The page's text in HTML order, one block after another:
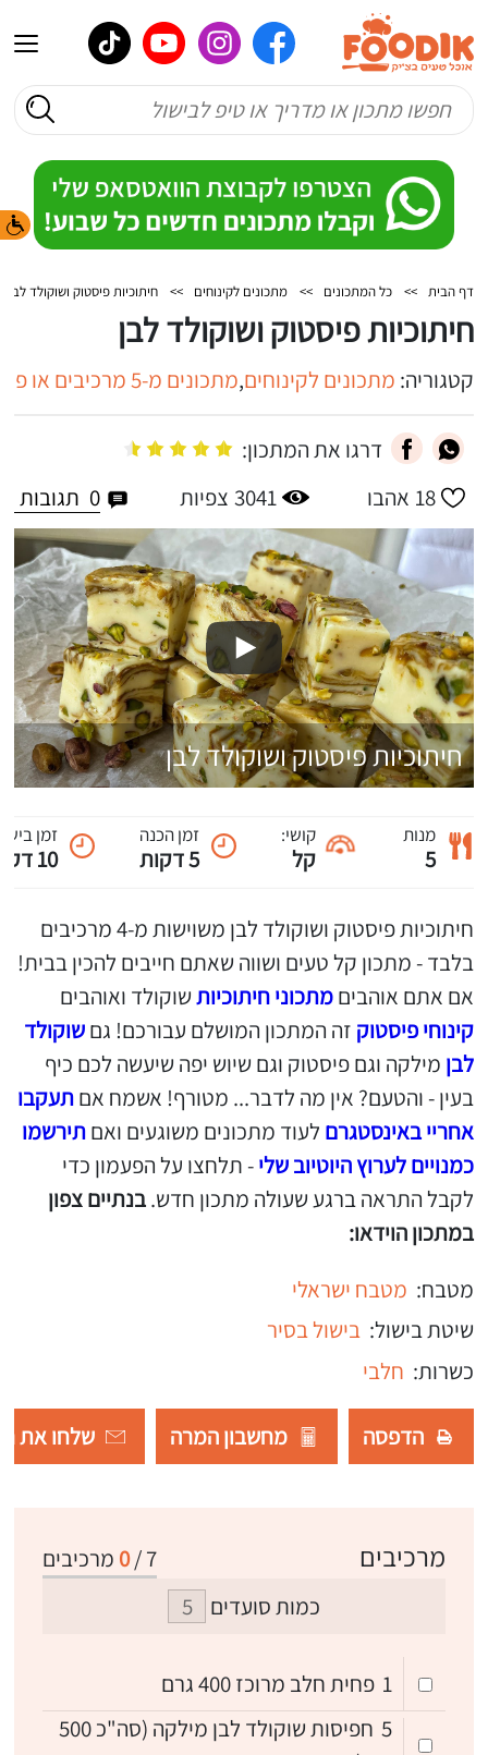
דף הבית >> כל המתכונים >> מתכונים לקינוחים >> חיתוכיות פיסטוק ושוקולד לבן
חיתוכיות פיסטוק ושוקולד לבן
קטגוריה: מתכונים לקינוחים,מתכונים מ-5 מרכיבים או פחות
דרגו את המתכון:
18 אהבו 3041 צפיות 0 תגובות
חיתוכיות פיסטוק ושוקולד לבן
מנות
5
קושי:
קל
זמן הכנה
5 דקות
זמן
10 דקות
חיתוכיות פיסטוק ושוקולד לבן משוישות מ-4 מרכיבים
בלבד - מתכון קל טעים ושווה שאתם חייבים להכין בבית!
אם אתם אוהביםמתכוני חיתוכיותשוקולד ואוהבים
קינוחי פיסטוק זה המתכון המושלם עבורכם! גםשוקולד
לבן מילקה וגם פיסטוק וגם שיוש יפה שיעשה לכם כיף
בעין - והטעם? אין מה לדבר... מטורף! אשמח אםתעקבו
אחריי באינסטגרם לעוד מתכונים משוגעים ואםתירשמו
כמנויים לערוץ היוטיוב שלי- תלחצו על הפעמון כדי
לקבל התראה ברגע שעולה מתכון חדש.בנתיים צפון
במתכון הוידאו:
מטבח: מטבח ישראלי
שיטת בישול: בישול בסיר
כשרות: חלבי
הדפסה מחשבון המרה שלחו את
7
/
0 מרכיבים מרכיבים
כמות סועדים
1 פחית חלב מרוכז 400 גרם
5
חפיסות שוקולד לבן מילקה (סה"כ 500